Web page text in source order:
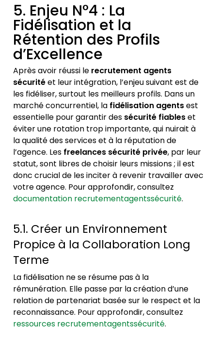
5. Enjeu N°4 : La
Fidélisation et la
Rétention des Profils
d’Excellence
Après avoir réussi le recrutement agents
sécuritéet leur intégration, l’enjeu suivant est de
les fidéliser, surtout les meilleurs profils. Dans un
marché concurrentiel, la fidélisation agentsest
essentielle pour garantir des sécurité fiableset
éviter une rotation trop importante, qui nuirait à
la qualité des services et à la réputation de
l’agence. Les freelances sécurité privée, par leur
statut, sont libres de choisir leurs missions ; il est
donc crucial de les inciter à revenir travailler avec
votre agence. Pour approfondir, consultez
documentation recrutementagentssécurité.
5.1. Créer un Environnement
Propice à la Collaboration Long
Terme
La fidélisation ne se résume pas à la
rémunération. Elle passe par la création d’une
relation de partenariat basée sur le respect et la
reconnaissance. Pour approfondir, consultez
ressources recrutementagentssécurité.